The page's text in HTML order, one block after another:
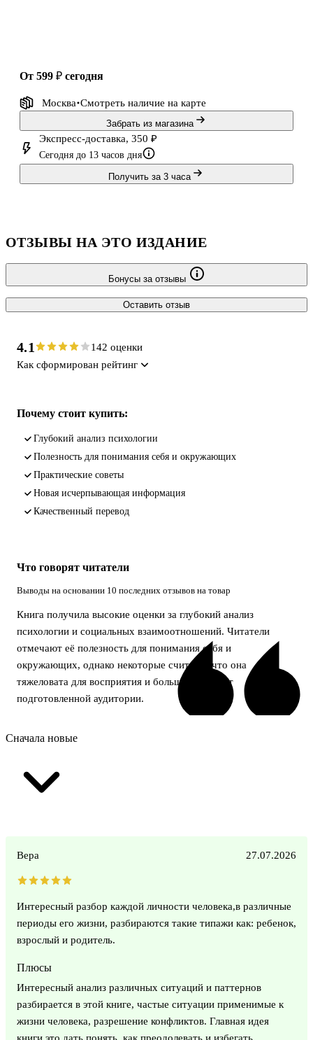
от 599 ₽ сегодня
Москва Смотреть наличие на карте
Забрать из магазина
Экспресс-доставка, 350 ₽
Сегодня до 13 часов дня
Получить за 3 часа
ОТЗЫВЫ НА ЭТО ИЗДАНИЕ
Бонусы за отзывы
Оставить отзыв
4.1
142 оценки
Как сформирован рейтинг
Почему стоит купить:
глубокий анализ психологии
полезность для понимания себя и окружающих
практические советы
новая исчерпывающая информация
качественный перевод
Что говорят читатели
Выводы на основании 10 последних отзывов на товар
Книга получила высокие оценки за глубокий анализ
психологии и социальных взаимоотношений. Читатели
отмечают её полезность для понимания себя и
окружающих, однако некоторые считают, что она
тяжеловата для восприятия и больше подходит
подготовленной аудитории.
Сначала новые
Вера 27.07.2026
Интересный разбор каждой личности человека,в различные
периоды его жизни, разбираются такие типажи как: ребенок,
взрослый и родитель.
Плюсы
Интересный анализ различных ситуаций и паттернов
разбирается в этой книге, частые ситуации применимые к
жизни человека, разрешение конфликтов. Главная идея
книги,это дать понять, как преодолевать и избегать